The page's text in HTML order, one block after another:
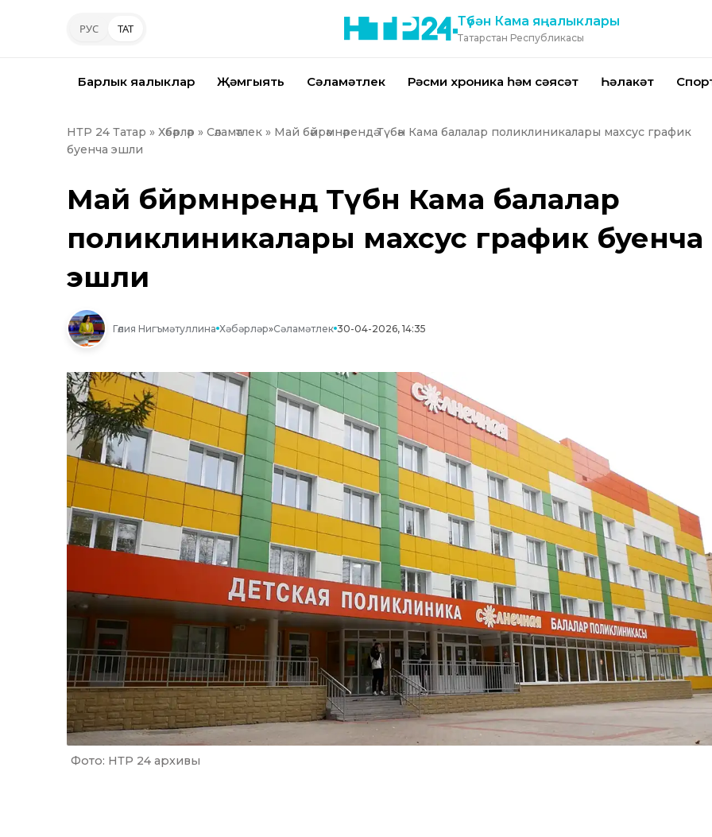
РУС ТАТ Түбән Кама яңалыклары
Татарстан Республикасы
Барлык яңалыклар Җәмгыять Сәламәтлек Рәсми хроника һәм сәясәт Һәлакәт
НТР 24 Татар » Хәбәрләр » Сәламәтлек » Май бәйрәмнәрендә Түбән Кама балалар поликлиникалары махсус график
буенча эшли
Май бәйрәмнәрендә Түбән Кама балалар
поликлиникалары махсус график буенча
эшли
Гөлия Нигъмәтуллина Хәбәрләр»Сәламәтлек 30-04-2026, 14:35
Фото: НТР 24 архивы